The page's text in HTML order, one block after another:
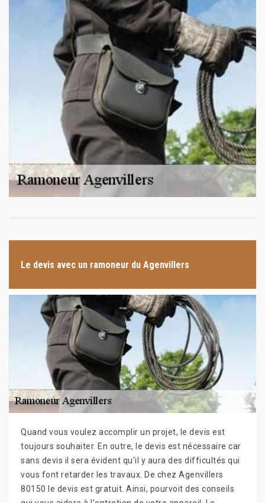
Le devis avec un ramoneur du Agenvillers
Quand vous voulez accomplir un projet, le devis est
toujours souhaiter. En outre, le devis est nécessaire car
sans devis il sera évident qu’il y aura des difficultés qui
vous font retarder les travaux. De chez Agenvillers
80150 le devis est gratuit. Ainsi, pourvoit des conseils